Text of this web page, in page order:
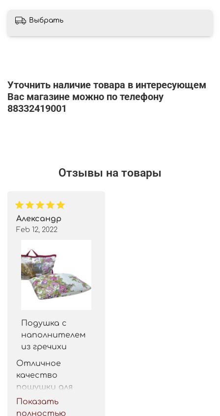
Выбрать
Уточнить наличие товара в интересующем
Вас магазине можно по телефону
88332419001
Отзывы на товары
Александр
Feb 12, 2022
Подушка с
наполнителем
из гречихи
Отличное
качество
пошушки для
такой цены.
Рекомендую.
Показать
полностью